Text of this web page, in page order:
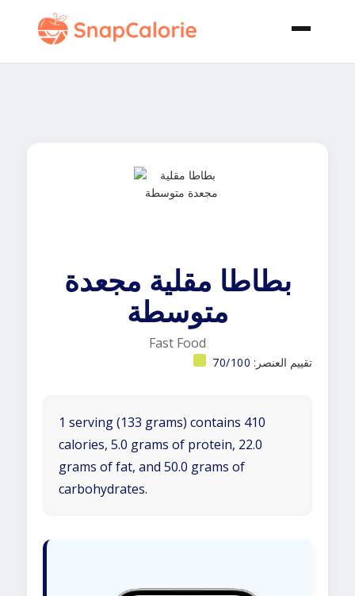
بطاطا مقلية مجعدة
متوسطة
Fast Food
تقييم العنصر: 70/100
1 serving (133 grams) contains 410
calories, 5.0 grams of protein, 22.0
grams of fat, and 50.0 grams of
carbohydrates.